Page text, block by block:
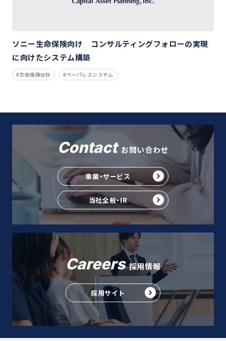
ソニー生命保険向け コンサルティングフォローの実現
に向けたシステム構築
生命保険会社 ペーパレスシステム
Contact お問い合わせ
事業・サービス
当社全般・IR
Careers 採用情報
採用サイト